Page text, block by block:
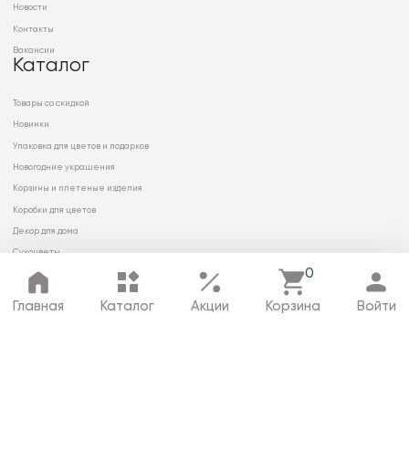
Главная Каталог Акции
0
Корзина Войти
Новости
Контакты
Вакансии
Каталог
Товары со скидкой
Новинки
Упаковка для цветов и подарков
Новогодние украшения
Корзины и плетеные изделия
Коробки для цветов
Декор для дома
Сухоцветы
© 2026 ООО «МИРРЭЙ»